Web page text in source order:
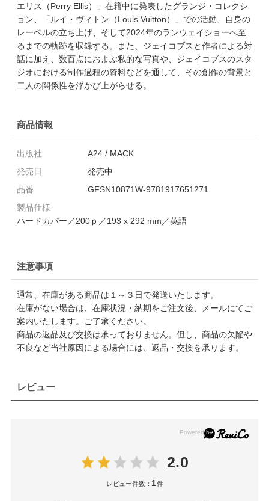
エリス（Perry Ellis）」在籍中に発表したグランジ・コレクシ
ョン、「ルイ・ヴィトン（Louis Vuitton）」での活動、自身の
レーベルの立ち上げ、そして2024年のランウェイショーへ至
るまでの軌跡を収録する。また、ジェイコブスと作者による対
話に加え、数百点におよぶ私的な写真や、ジェイコブスのスタ
ジオにおける制作過程の資料などを通して、その創作の背景と
二人の関係性を浮かび上がらせる。
商品情報
出版社
A24 / MACK
発売日
発売中
品番
GFSN10871W-9781917651271
製品仕様
ハードカバー／200ｐ／193 x 292 mm／英語
注意事項
通常、在庫がある商品は１～３日で発送いたします。
在庫がない場合は、在庫状況・納期をご注文後、メールにてご
案内いたします。ご了承ください。
商品の返品及び交換は承っておりません。但し、商品の欠陥や
不良など当社原因による場合には、返品・交換を承ります。
レビュー
2.0
レビュー件数： 1件